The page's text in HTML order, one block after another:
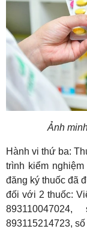
Ảnh
Hành vi thứ ba:
trình kiểm
đăng ký thuốc đã
đối với 2 thuốc:
893115214723,